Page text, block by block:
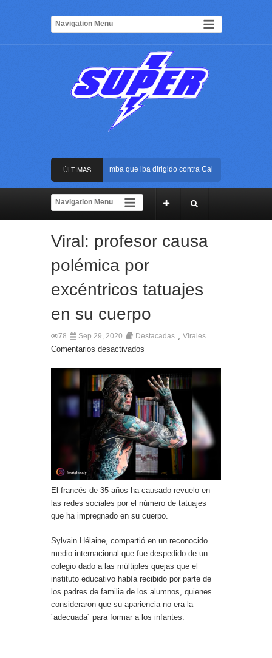
ÚLTIMAS
NOTICIAS
Frustran atentado con bus bomba que iba dirigido contra Cali durante la
La Arena USC será el escenario de la posesión presidencial de Abelardo de la
Rápida reacción policial evitó que presunto agresor escapara tras atacar a una
Frustran atentado con bus bomba que iba dirigido contra Cali durante la
Viral: profesor causa
polémica por
excéntricos tatuajes
en su cuerpo
78 Sep 29, 2020 Destacadas , Virales
Comentarios desactivados
El francés de 35 años ha causado revuelo en
las redes sociales por el número de tatuajes
que ha impregnado en su cuerpo.
Sylvain Hélaine, compartió en un reconocido
medio internacional que fue despedido de un
colegio dado a las múltiples quejas que el
instituto educativo había recibido por parte de
los padres de familia de los alumnos, quienes
consideraron que su apariencia no era la
´adecuada´ para formar a los infantes.